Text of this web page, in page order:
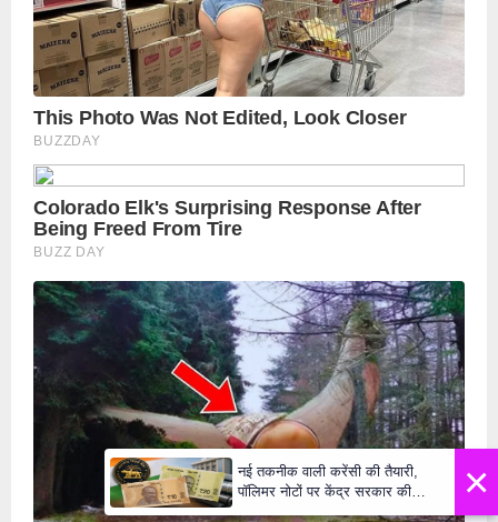
×
नई तकनीक वाली करेंसी की तैयारी,
पॉलिमर नोटों पर केंद्र सरकार की
मुहर,जल्द बाजार में दिखेंगे प्लास्टिक के